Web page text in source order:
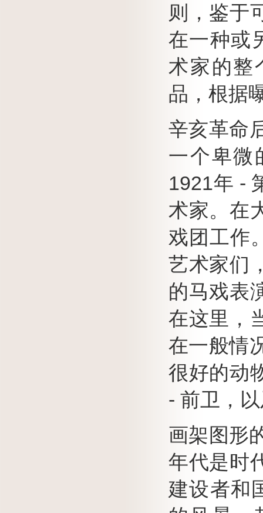
则，鉴于
在一种或
术家的整
品，根据
辛亥革命
一个卑微
1921年 -
术家。在
戏团工作
艺术家们
的马戏表
在这里，
在一般情
很好的动
- 前卫，
画架图形
年代是时
建设者和